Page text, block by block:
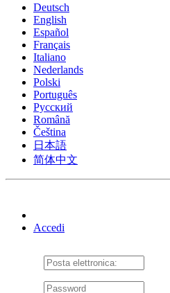
Deutsch
English
Español
Français
Italiano
Nederlands
Polski
Português
Pусский
Română
Čeština
日本語
简体中文
Accedi